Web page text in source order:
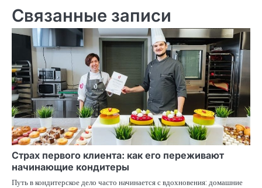
записям
Связанные записи
Страх первого клиента: как его переживают
начинающие кондитеры
Путь в кондитерское дело часто начинается с вдохновения: домашние